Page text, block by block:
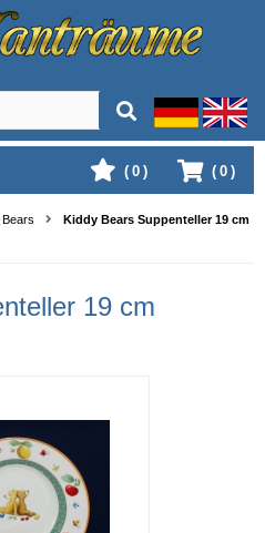
( 0 )
( 0 )
Bears
Kiddy Bears Suppenteller 19 cm
19 cm